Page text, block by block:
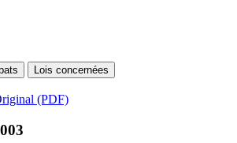
Lois concernées
(PDF)